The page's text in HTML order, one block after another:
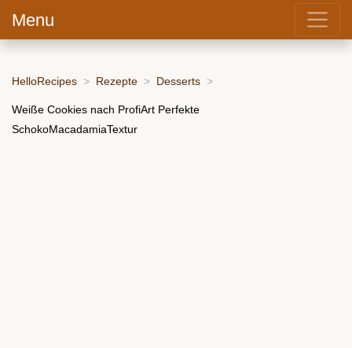
Menu
HelloRecipes Rezepte Desserts
Weiße Cookies nach ProfiArt Perfekte
SchokoMacadamiaTextur